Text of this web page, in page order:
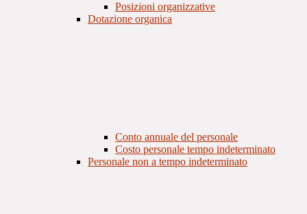
Posizioni organizzative
Dotazione organica
Conto annuale del personale
Costo personale tempo indeterminato
Personale non a tempo indeterminato